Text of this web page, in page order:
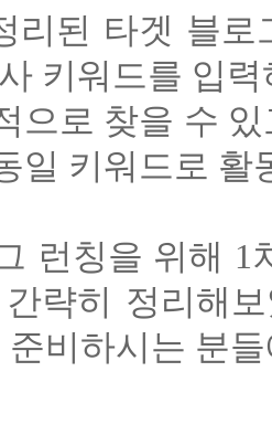
리된 타겟 블
키워드를 입
으로 찾을 수
일 키워드로 활
런칭을 위해 1
략히 정리해
준비하시는 분